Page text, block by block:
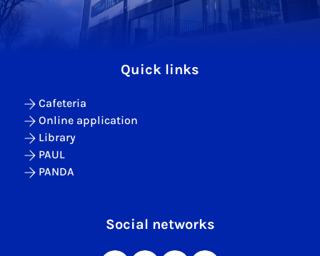
Quick links
Cafeteria
Online application
Library
PAUL
PANDA
Social networks